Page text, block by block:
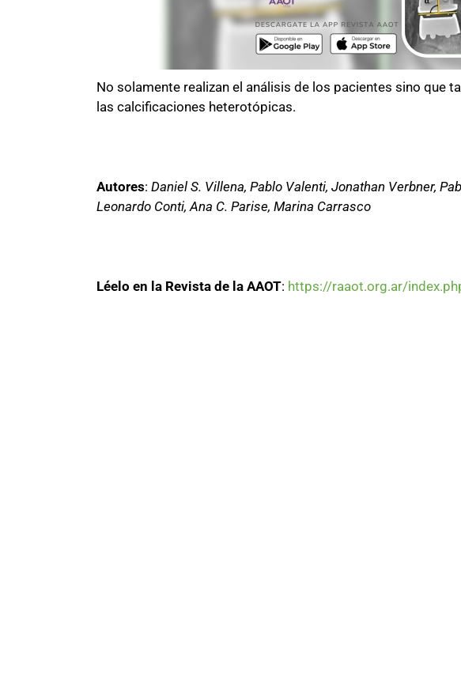
No solamente realizan el análisis de los pacientes sino que
las calcificaciones heterotópicas.
Autores: Daniel S. Villena, Pablo Valenti, Jonathan Verbner,
Leonardo Conti, Ana C. Parise, Marina Carrasco
Léelo en la Revista de la AAOT: https://raaot.org.ar/